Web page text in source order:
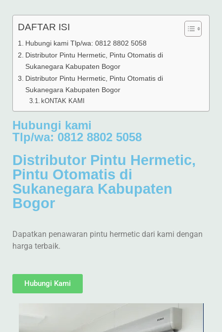
DAFTAR ISI
Hubungi kami Tlp/wa: 0812 8802 5058
Distributor Pintu Hermetic, Pintu Otomatis di
Sukanegara Kabupaten Bogor
Distributor Pintu Hermetic, Pintu Otomatis di
Sukanegara Kabupaten Bogor
kONTAK KAMI
Hubungi kami
Tlp/wa: 0812 8802 5058
Distributor Pintu Hermetic,
Pintu Otomatis di
Sukanegara Kabupaten
Bogor
Dapatkan penawaran pintu hermetic dari kami dengan
harga terbaik.
Hubungi Kami